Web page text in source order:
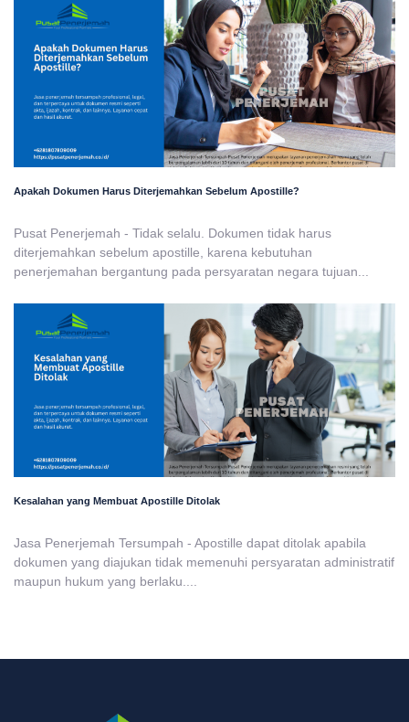
Apakah Dokumen Harus Diterjemahkan Sebelum Apostille?
Pusat Penerjemah - Tidak selalu. Dokumen tidak harus
diterjemahkan sebelum apostille, karena kebutuhan
penerjemahan bergantung pada persyaratan negara tujuan...
Kesalahan yang Membuat Apostille Ditolak
Jasa Penerjemah Tersumpah - Apostille dapat ditolak apabila
dokumen yang diajukan tidak memenuhi persyaratan administratif
maupun hukum yang berlaku....